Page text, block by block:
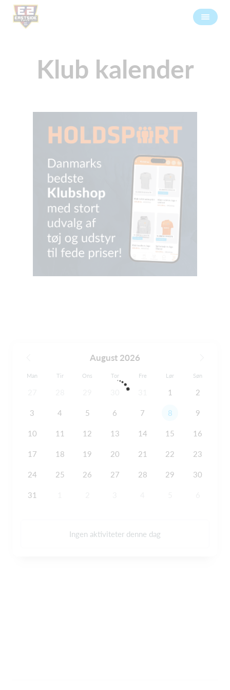
Klub kalender
August 2026
Man Tir Ons Tor Fre Lør Søn
1 2
3 4 5 6 7 8 9
10 11 12 13 14 15 16
17 18 19 20 21 22 23
24 25 26 27 28 29 30
31
Ingen aktiviteter denne dag